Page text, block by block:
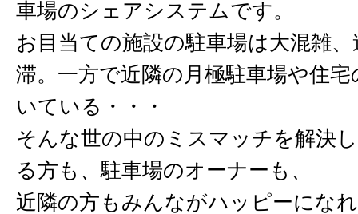
車場のシェアシステムです。
お目当ての施設の駐車場は大混雑
滞。一方で近隣の月極駐車場や住
いている・・・
そんな世の中のミスマッチを解決
る方も、駐車場のオーナーも、
近隣の方もみんながハッピーにな